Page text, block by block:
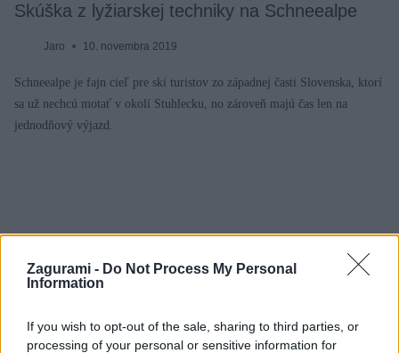
Zagurami - Do Not Process My Personal
Information
If you wish to opt-out of the sale, sharing to third parties, or
processing of your personal or sensitive information for
Skúška z lyžiarskej techniky na Schneealpe
Jaro 10. novembra 2019
Schneealpe je fajn cieľ pre ski turistov zo západnej časti Slovenska, ktorí
sa už nechcú motať v okolí Stuhlecku, no zároveň majú čas len na
jednodňový výjazd.